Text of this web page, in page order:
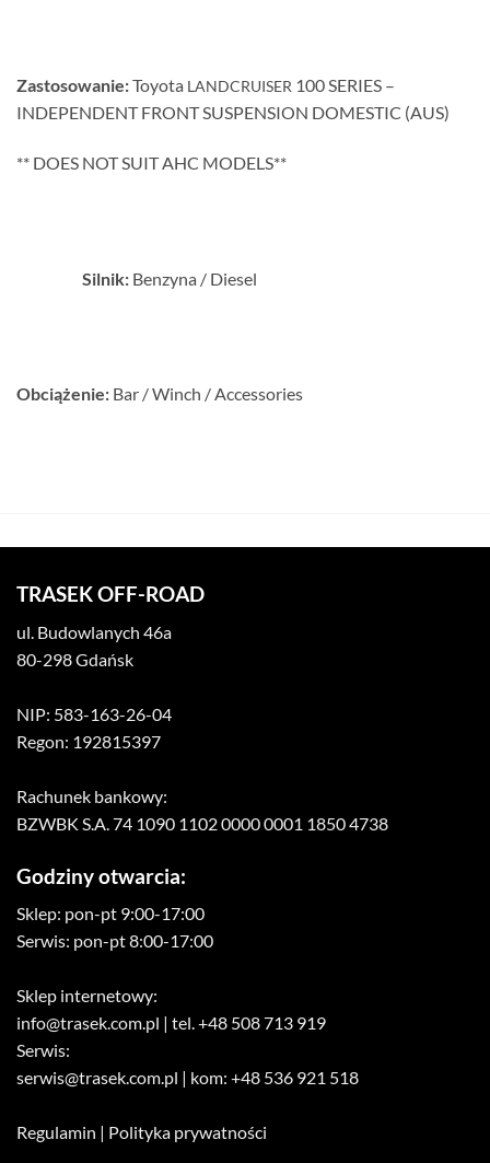
Zastosowanie:Toyota LANDCRUISER 100 SERIES –
INDEPENDENT FRONT SUSPENSION DOMESTIC (AUS)
** DOES NOT SUIT AHC MODELS**
Silnik: Benzyna / Diesel
Obciążenie: Bar / Winch / Accessories
TRASEK OFF-ROAD
ul. Budowlanych 46a
80-298 Gdańsk
NIP: 583-163-26-04
Regon: 192815397
Rachunek bankowy:
BZWBK S.A. 74 1090 1102 0000 0001 1850 4738
Godziny otwarcia:
Sklep: pon-pt 9:00-17:00
Serwis: pon-pt 8:00-17:00
Sklep internetowy:
info@trasek.com.pl | tel. +48 508 713 919
Serwis:
serwis@trasek.com.pl | kom: +48 536 921 518
Regulamin | Polityka prywatności